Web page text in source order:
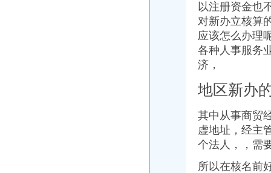
深圳写字楼：南山租办公室如此便宜价1280注册公司如此简单-深
南山办个港澳通行证就这么难？_报料_民声汇_奥一报料_南都报系综合
那位总有办公司卡位出租南山、福田_深圳_天涯论坛_天涯社区
【南山街道办事处我公司地址在南山区学府路212号东方银座公馆,请
深圳办公室出租_写字楼出租_南山租办公室_南山写字楼出租_深圳租写
深圳南山如何办公司社保我们是家新公司地址在：深圳南山高新区虚拟
深圳南山办公室办公家_深圳南山办公室办公家厂家批发-虎易网
以注册资金也
对新办立核算
应该怎么办理
各种人事服务
济，
地区新办
其中从事商贸
虚地址，经主
个法人，，需
所以在核名前